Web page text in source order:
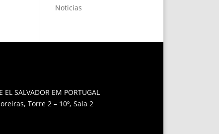
Noticias
SALVADOR EM PORTUGAL
Torre 2 – 10º, Sala 2